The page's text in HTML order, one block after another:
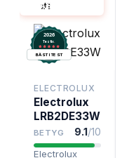
BÄST I TEST
#1
2026
Testix.
BÄST I TEST
ELECTROLUX
Electrolux
LRB2DE33W
BETYG 9.1/10
Electrolux